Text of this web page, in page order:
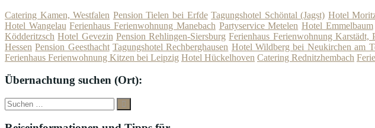
Catering Kamen, Westfalen Pension Tielen bei Erfde Tagungshotel Schöntal (Jagst) Hotel
Hotel Wangelau Ferienhaus Ferienwohnung Manebach Partyservice Metelen Hotel Emmelbaum
Ködderitzsch Hotel Gevezin Pension Rehlingen-Siersburg Ferienhaus Ferienwohnung Karstädt,
Hessen Pension Geesthacht Tagungshotel Rechberghausen Hotel Wildberg bei Neukirchen am
Ferienhaus Ferienwohnung Kitzen bei Leipzig Hotel Hückelhoven Catering Rednitzhembach
Übernachtung suchen (Ort):
Suche
nach:
Suchen